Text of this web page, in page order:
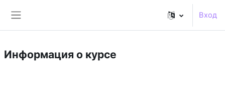
Вход
Информация о курсе